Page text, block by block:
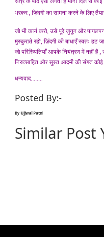
भरकर , ज़िंदगी का सामना करने के लिए
जो भी कार्य करो, उसे पूरे जुनून और
मुस्कुराते रहो, ज़िंदगी की बाधाएँ स्वतः हट
जो परिस्थितियाँ आपके नियंत्रण में नहीं हैं ,
निरुत्साहित और सुस्त आदमी की संगत कोई
धन्यवाद........
Posted By:-
By Ujjwal Patni
Similar Post